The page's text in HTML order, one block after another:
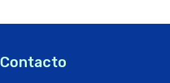
Contacto